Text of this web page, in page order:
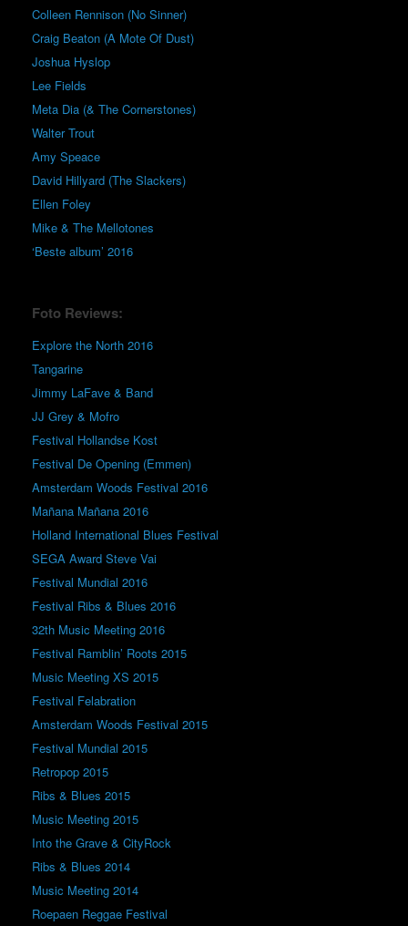
Colleen Rennison (No Sinner)
Craig Beaton (A Mote Of Dust)
Joshua Hyslop
Lee Fields
Meta Dia (& The Cornerstones)
Walter Trout
Amy Speace
David Hillyard (The Slackers)
Ellen Foley
Mike & The Mellotones
‘Beste album’ 2016
Foto Reviews:
Explore the North 2016
Tangarine
Jimmy LaFave & Band
JJ Grey & Mofro
Festival Hollandse Kost
Festival De Opening (Emmen)
Amsterdam Woods Festival 2016
Mañana Mañana 2016
Holland International Blues Festival
SEGA Award Steve Vai
Festival Mundial 2016
Festival Ribs & Blues 2016
32th Music Meeting 2016
Festival Ramblin’ Roots 2015
Music Meeting XS 2015
Festival Felabration
Amsterdam Woods Festival 2015
Festival Mundial 2015
Retropop 2015
Ribs & Blues 2015
Music Meeting 2015
Into the Grave & CityRock
Ribs & Blues 2014
Music Meeting 2014
Roepaen Reggae Festival